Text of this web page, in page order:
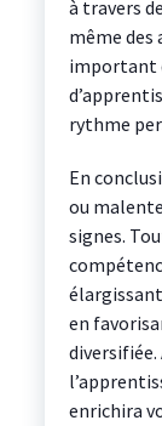
à travers
même
important
rythme
En
ou
signes.
en
diversifiée.
enrichira